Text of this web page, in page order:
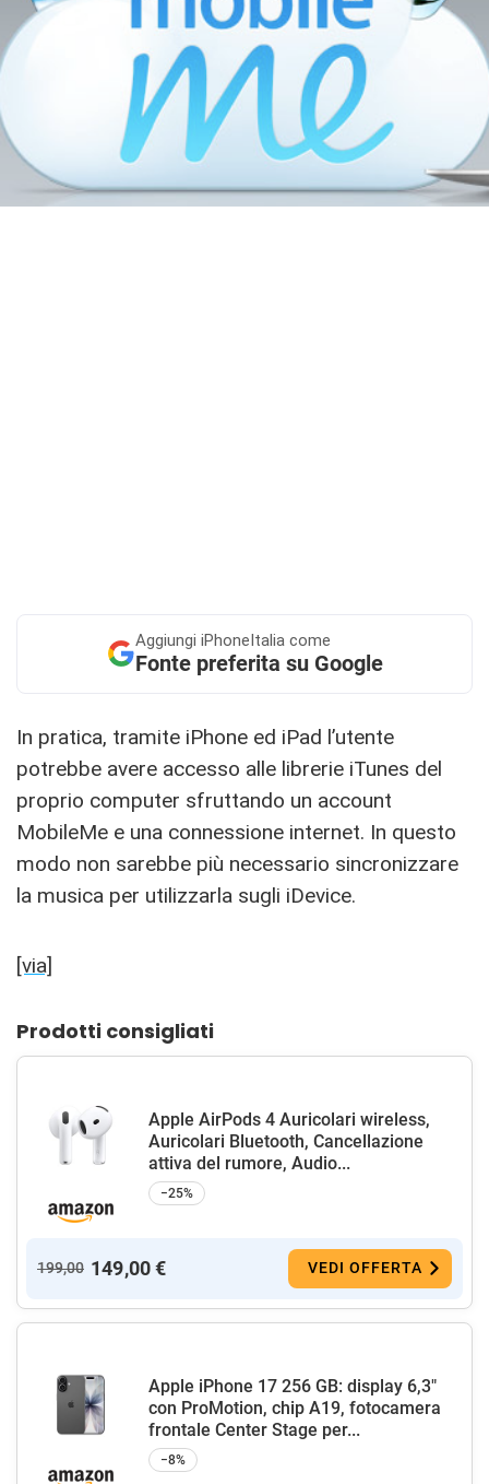
Aggiungi iPhoneItalia come
Fonte preferita su Google
In pratica, tramite iPhone ed iPad l’utente
potrebbe avere accesso alle librerie iTunes del
proprio computer sfruttando un account
MobileMe e una connessione internet. In questo
modo non sarebbe più necessario sincronizzare
la musica per utilizzarla sugli iDevice.
[via]
Prodotti consigliati
Apple AirPods 4 Auricolari wireless,
Auricolari Bluetooth, Cancellazione
attiva del rumore, Audio...
−25%
199,00 149,00 € VEDI OFFERTA
Apple iPhone 17 256 GB: display 6,3"
con ProMotion, chip A19, fotocamera
frontale Center Stage per...
−8%